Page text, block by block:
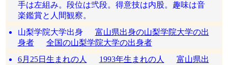
手は左組み。段位は弐段。得意技は内股。趣味は音
楽鑑賞と人間観察。
山梨学院大学出身 富山県出身の山梨学院大学の出
身者
全国の山梨学院大学の出身者
6月25日生まれの人
1993年生まれの人
富山県出